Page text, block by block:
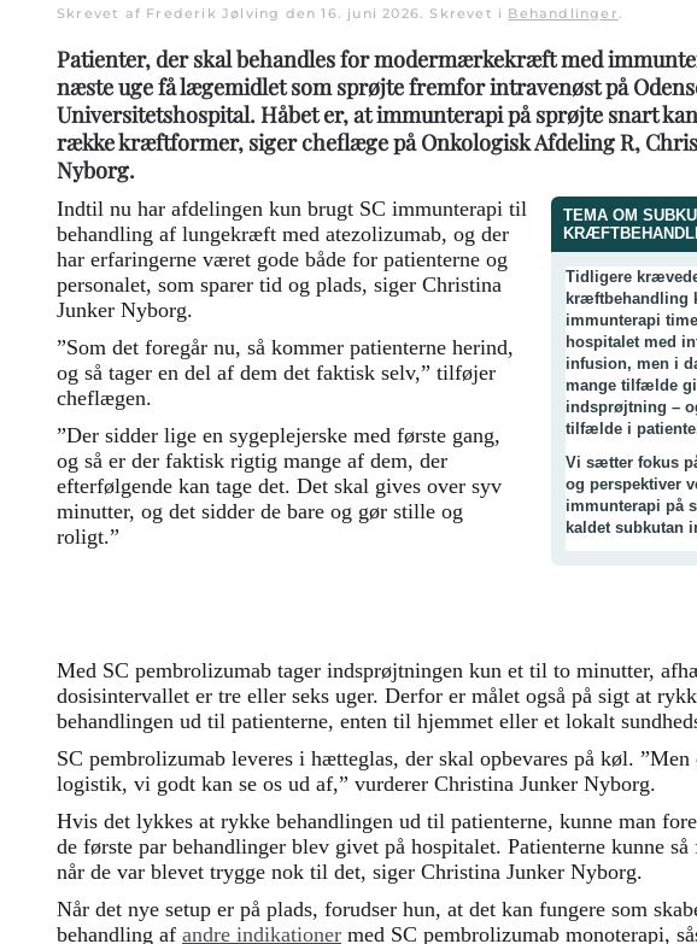
Skrevet af Frederik Jølving den16. juni 2026. Skrevet i Behandlinger.
Patienter, der skal behandles for modermærkekræft med
næste uge få lægemidlet som sprøjte fremfor intravenøst på
Universitetshospital. Håbet er, at immunterapi på sprøjte snart
række kræftformer, siger cheflæge på Onkologisk Afdeling R,
Nyborg.
TEMA OM
Tidligere
kræftbehandling
immunterapi
hospitalet med
infusion, men i
mange tilfælde
indsprøjtning –
tilfælde i
Vi sætter fokus
og perspektiver
immunterapi på
kaldet subkutan
Indtil nu har afdelingen kun brugt SC immunterapi til
behandling af lungekræft med atezolizumab, og der
har erfaringerne været gode både for patienterne og
personalet, som sparer tid og plads, siger Christina
Junker Nyborg.
”Som det foregår nu, så kommer patienterne herind,
og så tager en del af dem det faktisk selv,” tilføjer
cheflægen.
”Der sidder lige en sygeplejerske med første gang,
og så er der faktisk rigtig mange af dem, der
efterfølgende kan tage det. Det skal gives over syv
minutter, og det sidder de bare og gør stille og
roligt.”
Med SC pembrolizumab tager indsprøjtningen kun et til to minutter,
dosisintervallet er tre eller seks uger. Derfor er målet også på sigt at
behandlingen ud til patienterne, enten til hjemmet eller et lokalt
SC pembrolizumab leveres i hætteglas, der skal opbevares på køl. ”Men
logistik, vi godt kan se os ud af,” vurderer Christina Junker Nyborg.
Hvis det lykkes at rykke behandlingen ud til patienterne, kunne man
de første par behandlinger blev givet på hospitalet. Patienterne kunne
når de var blevet trygge nok til det, siger Christina Junker Nyborg.
Når det nye setup er på plads, forudser hun, at det kan fungere som
behandling af andre indikationer med SC pembrolizumab monoterapi,